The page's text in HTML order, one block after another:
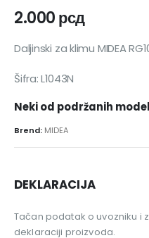
2.000рсд
Daljinski za klimu MIDEA
Šifra: L1043N
Neki od podržanih
Brend: MIDEA
DEKLARACIJA
Tačan podatak o uvozniku i
deklaraciji proizvoda.